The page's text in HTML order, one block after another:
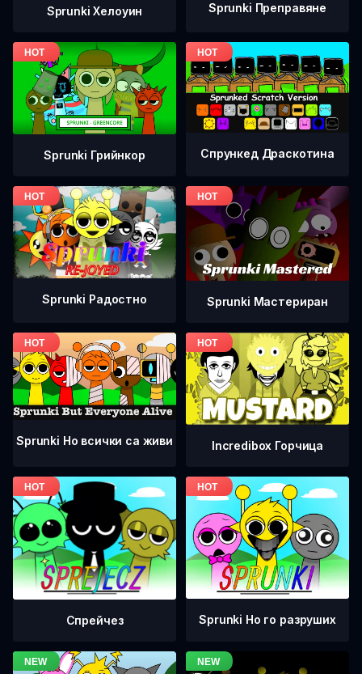
Sprunki Хелоуин Sprunki Преправяне
Sprunki Грийнкор Спрункед Драскотина
Sprunki Радостно Sprunki Мастериран
Sprunki Но всички са живи Incredibox Горчица
Спрейчез Sprunki Но го разруших